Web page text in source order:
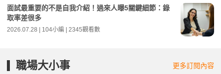
面試最重要的不是自我介紹！過來人曝5關鍵細節：錄
取率差很多
2026.07.28 | 104小編 | 2345觀看數
職場大小事 更多訂閱內容